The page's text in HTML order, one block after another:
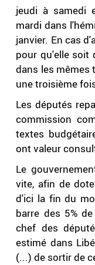
jeudi à samedi
mardi dans
janvier. En cas
pour qu'elle soit
dans les mêmes
une troisième
Les députés
commission
textes
ont valeur
Le
vite, afin de
d'ici la fin du
barre des 5%
chef des
estimé dans
(...) de sortir de